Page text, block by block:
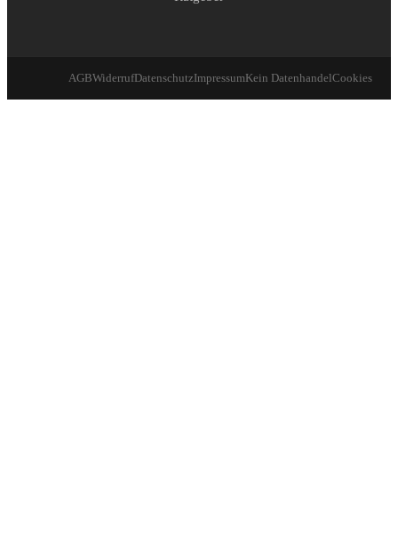
AGBWiderrufDatenschutzImpressumKein DatenhandelCookies